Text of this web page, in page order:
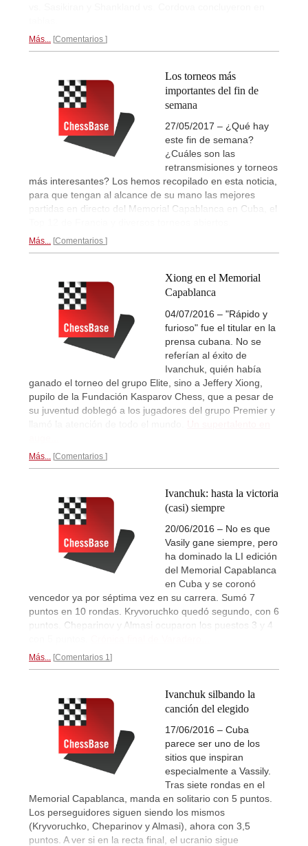
Más... Comentarios
Los torneos más
importantes del fin de
semana
27/05/2017 – ¿Qué hay
este fin de semana?
¿Cuáles son las
retransmisiones y torneos
más interesantes? Los hemos recopilado en esta noticia,
para que tengan al alcance de su mano las mejores
partidas en directo del Memorial Capablanca en Cuba, el
Más... Comentarios
Xiong en el Memorial
Capablanca
04/07/2016 – "Rápido y
furioso" fue el titular en la
prensa cubana. No se
referían al éxito de
Ivanchuk, quién había
ganado el torneo del grupo Elite, sino a Jeffery Xiong,
pupilo de la Fundación Kasparov Chess, que a pesar de
su juventud doblegó a los jugadores del grupo Premier y
llamó la atención de todo el mundo. Un supertalento en
Más... Comentarios
Ivanchuk: hasta la victoria
(casi) siempre
20/06/2016 – No es que
Vasily gane siempre, pero
ha dominado la LI edición
del Memorial Capablanca
en Cuba y se coronó
vencedor ya por séptima vez en su carrera. Sumó 7
puntos en 10 rondas. Kryvoruchko quedó segundo, con 6
puntos. Cheparinov y Almasi ocuparon los puestos 3 y 4
Más... Comentarios 1
Ivanchuk silbando la
canción del elegido
17/06/2016 – Cuba
parece ser uno de los
sitios que inspiran
especialmente a Vassily.
Tras siete rondas en el
Memorial Capablanca, manda en solitario con 5 puntos.
Los perseguidores siguen siendo los mismos
(Kryvoruchko, Cheparinov y Almasi), ahora con 3,5
puntos. A ver si en la recta final, el ucranio sigue